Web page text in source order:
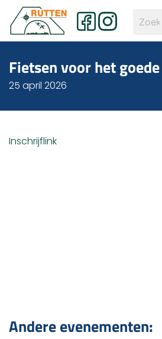
Fietsen voor het
25 april 2026
Inschrijflink
Andere evenementen: